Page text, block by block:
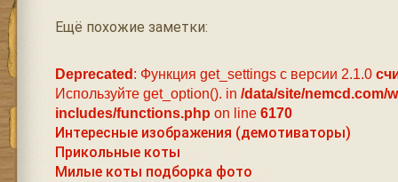
Ещё похожие заметки:
Deprecated : Функция get_settings с версии 2.1.0
Используйте get_option(). in /data/site/nemcd.com/
includes/functions.php on line 6170
Интересные изображения (демотиваторы)
Прикольные коты
Милые коты подборка фото